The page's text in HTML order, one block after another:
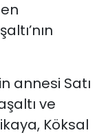
annesi Satı
ve
Köksal